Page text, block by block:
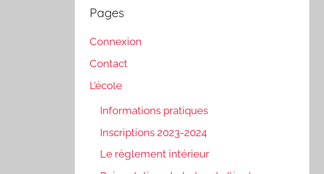
Pages
Connexion
Contact
L’école
Informations pratiques
Inscriptions 2023-2024
Le règlement intérieur